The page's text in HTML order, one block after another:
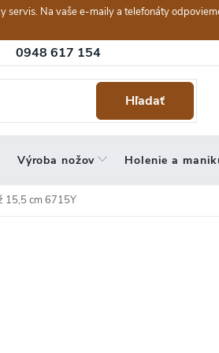
Na vaše e-maily a telefonáty
0948 617 154
Obchodné podmienky
Hľadať
Výroba nožov Holenie a
15,5 cm 6715Y